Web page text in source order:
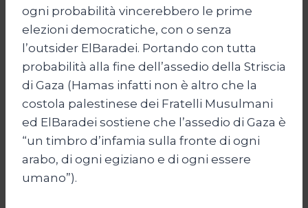
ogni probabilità vincerebbero le prime
elezioni democratiche, con o senza
l’outsider ElBaradei. Portando con tutta
probabilità alla fine dell’assedio della Striscia
di Gaza (Hamas infatti non è altro che la
costola palestinese dei Fratelli Musulmani
ed ElBaradei sostiene che l’assedio di Gaza è
“un timbro d’infamia sulla fronte di ogni
arabo, di ogni egiziano e di ogni essere
umano”).